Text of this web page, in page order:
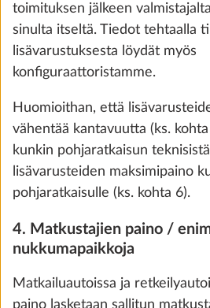
We use cookies to enable
possible use of our website
communication with you. We
preferences into account and
consent by clicking on
Takanurkkatuet
Lisää
Verhoilu
toimituksen jälkeen
sinulta itseltä. Tiedot tehtaalla
lisävarustuksesta löydät myös
konfiguraattoristamme.
Huomioithan, että
vähentää kantavuutta (ks.
kunkin pohjaratkaisun
lisävarusteiden maksimipaino
pohjaratkaisulle (ks. kohta 6).
4. Matkustajien paino /
nukkumapaikkoja
Matkailuautoissa ja
paino lasketaan sallitun